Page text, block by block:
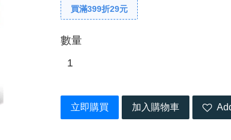
買滿399折29元
數量
立即購買 加入購物車